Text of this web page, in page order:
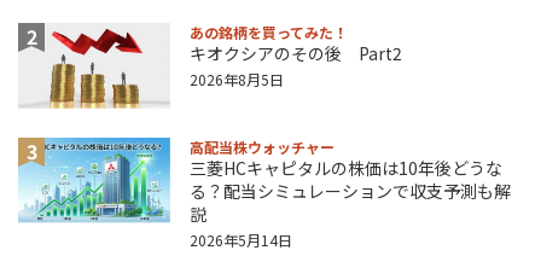
2 あの銘柄を買ってみた！
キオクシアのその後 Part2
2026年8月5日
3 高配当株ウォッチャー
三菱HCキャピタルの株価は10年後どうな
る？配当シミュレーションで収支予測も解
説
2026年5月14日